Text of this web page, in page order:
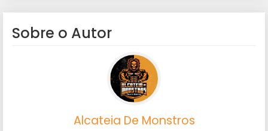
Sobre o Autor
Alcateia De Monstros